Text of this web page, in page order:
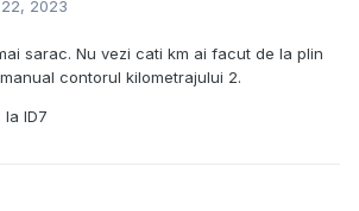
2023
sarac. Nu vezi cati km ai facut de la plin
contorul kilometrajului 2.
ID7